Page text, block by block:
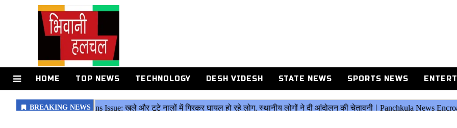
HOME TOP NEWS TECHNOLOGY DESH VIDESH STATE NEWS SPORTS NEWS